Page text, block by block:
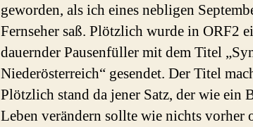
geworden, als ich eines nebligen
Fernseher saß. Plötzlich wurde in ORF2
dauernder Pausenfüller mit dem Titel
Niederösterreich“ gesendet. Der Titel
Plötzlich stand da jener Satz, der wie ein
Leben verändern sollte wie nichts vorher